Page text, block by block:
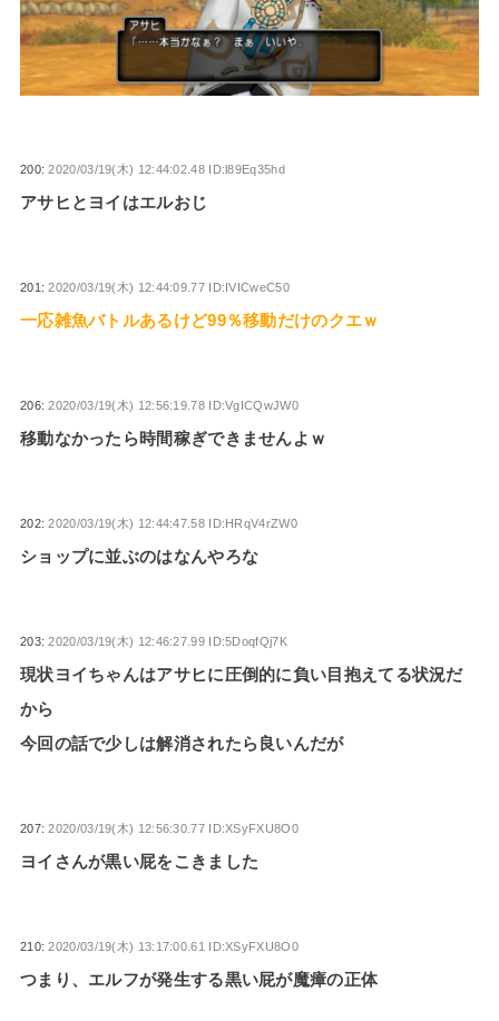
200:2020/03/19(木) 12:44:02.48 ID:l89Eq35hd
アサヒとヨイはエルおじ
201:2020/03/19(木) 12:44:09.77 ID:IVICweC50
一応雑魚バトルあるけど99％移動だけのクエｗ
206:2020/03/19(木) 12:56:19.78 ID:VgICQwJW0
移動なかったら時間稼ぎできませんよｗ
202:2020/03/19(木) 12:44:47.58 ID:HRqV4rZW0
ショップに並ぶのはなんやろな
203:2020/03/19(木) 12:46:27.99 ID:5DoqfQj7K
現状ヨイちゃんはアサヒに圧倒的に負い目抱えてる状況だ
から
今回の話で少しは解消されたら良いんだが
207:2020/03/19(木) 12:56:30.77 ID:XSyFXU8O0
ヨイさんが黒い屁をこきました
210:2020/03/19(木) 13:17:00.61 ID:XSyFXU8O0
つまり、エルフが発生する黒い屁が魔瘴の正体